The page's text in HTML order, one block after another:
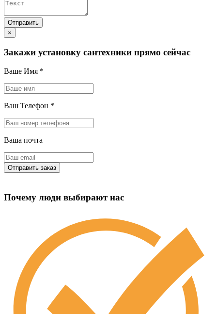
×
Закажи установку сантехники прямо сейчас
Ваше Имя *
Ваш Телефон *
Ваша почта
Почему люди выбирают нас